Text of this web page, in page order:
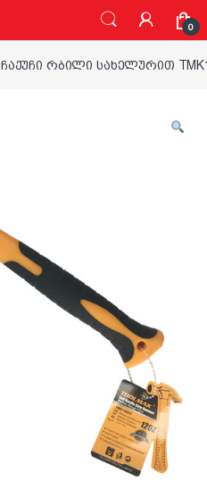
0
ჩაქუჩი რბილი სახელურით